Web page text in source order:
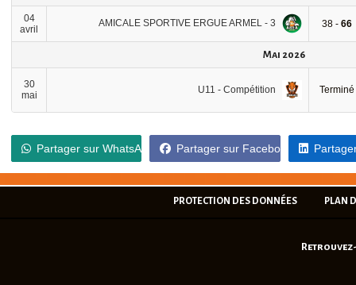
04
avril
AMICALE SPORTIVE ERGUE ARMEL - 3 38 - 66
Mai 2026
30
mai
U11 - Compétition Terminé
Partager sur WhatsApp Partager sur Facebook
PROTECTION DES DONNÉES PLAN